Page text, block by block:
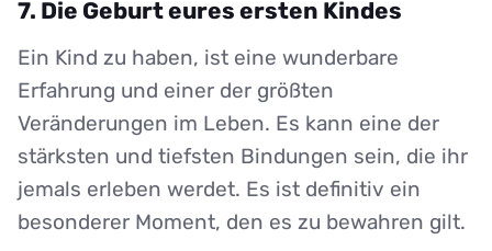
7. Die Geburt eures ersten Kindes
Ein Kind zu haben, ist eine wunderbare
Erfahrung und einer der größten
Veränderungen im Leben. Es kann eine der
stärksten und tiefsten Bindungen sein, die ihr
jemals erleben werdet. Es ist definitiv ein
besonderer Moment, den es zu bewahren gilt.